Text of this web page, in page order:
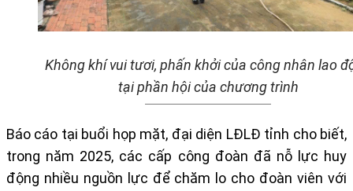
Không khí vui tươi, phấn khởi của công nhân lao
tại phần hội của chương trình
Báo cáo tại buổi họp mặt, đại diện LĐLĐ tỉnh cho biết,
trong năm 2025, các cấp công đoàn đã nỗ lực huy
động nhiều nguồn lực để chăm lo cho đoàn viên với